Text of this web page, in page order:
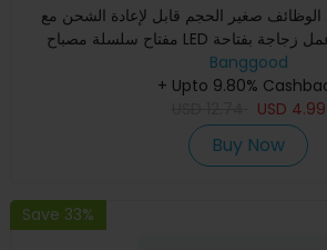
صغير الحجم قابل لإعادة الشحن مع
مفتاح سلسلة مصباح LED قابل للحمل مفتاح عمل زجاجة بفتاحة
مصاصة
Banggood
+ Upto 9.80%
USD 4.99
Buy Now
Save 33%